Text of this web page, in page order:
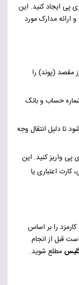
پی ایجاد کنید. این
ارائه مدارک مورد
مقصد (پوند) را
حساب و بانک
تا دلیل انتقال وجه
واریز کنید. این
اعتباری یا
را بر اساس
قبل از انجام
مطلع شوید.